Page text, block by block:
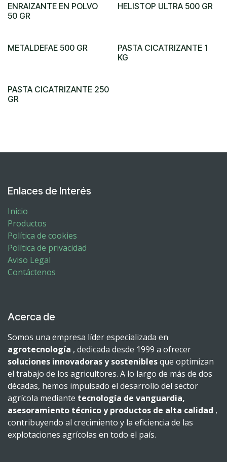
ENRAIZANTE EN POLVO
50 GR
HELISTOP ULTRA 500 GR
METALDEFAE 500 GR
PASTA CICATRIZANTE 1
KG
PASTA CICATRIZANTE 250
GR
Enlaces de Interés
Inicio
Productos
Política de cookies
Política de privacidad
Aviso Legal
Contáctenos
Acerca de
Somos una empresa líder especializada en
agrotecnología , dedicada desde 1999 a ofrecer
soluciones innovadoras y sosteniblesque optimizan
el trabajo de los agricultores. A lo largo de más de dos
décadas, hemos impulsado el desarrollo del sector
agrícola mediante tecnología de vanguardia,
asesoramiento técnico y productos de alta calidad ,
contribuyendo al crecimiento y la eficiencia de las
explotaciones agrícolas en todo el país.